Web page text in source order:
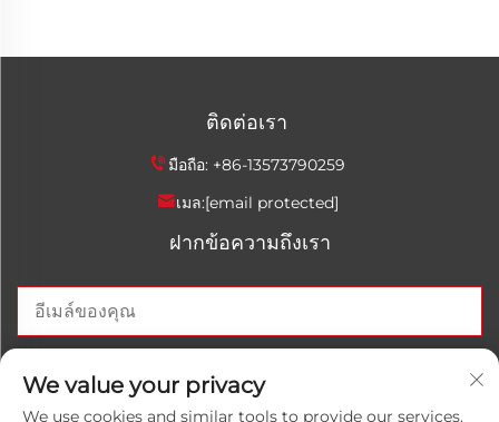
ติดต่อเรา
มือถือ: +86-13573790259
เมล:[email protected]
ฝากข้อความถึงเรา
ส่งตอนนี้
We value your privacy
We use cookies and similar tools to provide our services.